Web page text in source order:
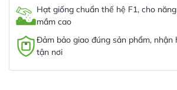
Hạt giống chuẩn thế hệ F1, cho
mầm cao
Đảm bảo giao đúng sản phẩm, nhận
tận nơi